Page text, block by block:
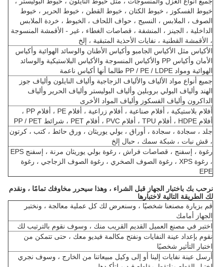
خيوط الفسكوز ، خيوط الكتان ، خيوط القطن ، خيوط الحرير ، خيوط
الصوف ، الملابس ، النسيج ، حواف اللحاف ، الخيوط ، خردة الملابس
الداخلية ، الجينز ، المنشفة ، قصاصات الغطاء ، غير - الأقمشة المنسوجة
، الأقمشة القطنية ، نفايات الأحذية المتبقية ، إلخ
الأكياس مثل الأكياس الجامبو وأكياس الأطنان والوسائد الهوائية وأكياس
الأمان وأكياس PP والأكياس المنسوجة والأكياس البلاستيكية والوسائد
الهوائية ومواد PP / PE / LDPE طالما أنها أكياس ناعمة
جميع أنواع مواد الألياف والألياف الزجاجية وألياف النايلون وألياف جوز
الهند وألياف البولي بروبلين وألياف البوليستر وألياف الحرير وألياف
الداكرون وألياف الفسكوز وألياف المواد الأخرى
أفلام بلاستيكية ، أفلام صناعية ، أفلام زراعية ، أفلام PE ، أفلام PP ،
أفلام HDPE ، أفلام TPU ، أفلام PVC ، أفلام PET ، شرائط PP / PET
جلد ، سجادة ، سجادة ، أوراق ، بولي يوريثان ، ورق حائط ، كتب ، كرتون
، قش نبات ، شبكة سمك ، حبال إلخ
رغوة ، إسفنج ، قصاصات فراش ، رغوة بولي يوريثان مرنة ، إسفنج EPS
، رغوة XPS ، رغوة الصوف الصخري ، رغوة الصوف الزجاجي ، رغوة
EPE
نرحب بك باختبار الجهاز قبل الشراء ، وهذا سيحرر مخاوفك تمامًا ، ونقدم
لك الطريقة التالية لاختبارها
قم بزيارة مصنعنا شخصيًا ، وسنعرض لك كل عملية معالجة ، ونختبر
الجهاز أمامك
اختبر في مصنع العميل القديم القريب منك ، وسوف نقوم بالترتيب لك
نقوم بإعداد عينة النفايات ونفتح مكالمة فيديو معك ، حتى تتمكن من
اختبار التأثير شخصيًا
أرسل عينة نفايات إلينا أو إلى وكيل مبيعاتنا من الخارج ، وسوف نجري